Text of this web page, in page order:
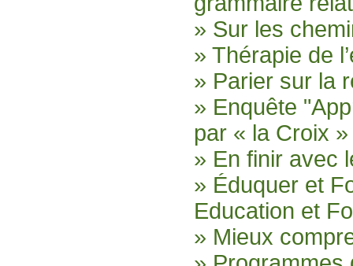
» Sur les
» Thérapie de
» Parier sur la
» Enquête
par « la Croix »
» En finir avec
» Éduquer et
Education et
» Mieux